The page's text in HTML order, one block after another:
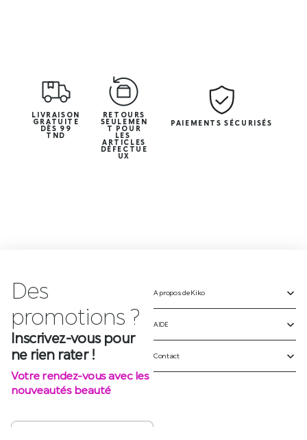
LIVRAISON
GRATUITE
DÈS 99
TND
RETOURS
SEULEMEN
T POUR
LES
ARTICLES
DÉFECTUE
UX
PAIEMENTS SÉCURISÉS
Des
promotions ?
Inscrivez-vous pour
ne rien rater !
Votre rendez-vous avec les
nouveautés beauté
A propos de Kiko
AIDE
Contact